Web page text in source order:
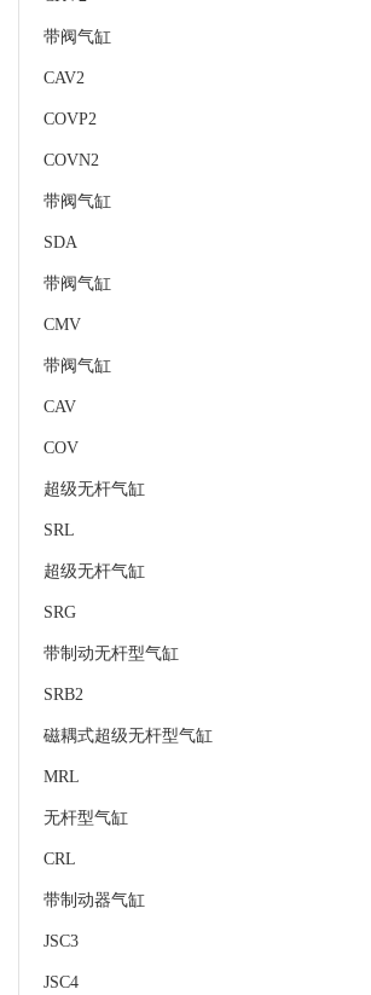
带阀气缸
CAV2
COVP2
COVN2
带阀气缸
SDA
带阀气缸
CMV
带阀气缸
CAV
COV
超级无杆气缸
SRL
超级无杆气缸
SRG
带制动无杆型气缸
SRB2
磁耦式超级无杆型气缸
MRL
无杆型气缸
CRL
带制动器气缸
JSC3
JSC4